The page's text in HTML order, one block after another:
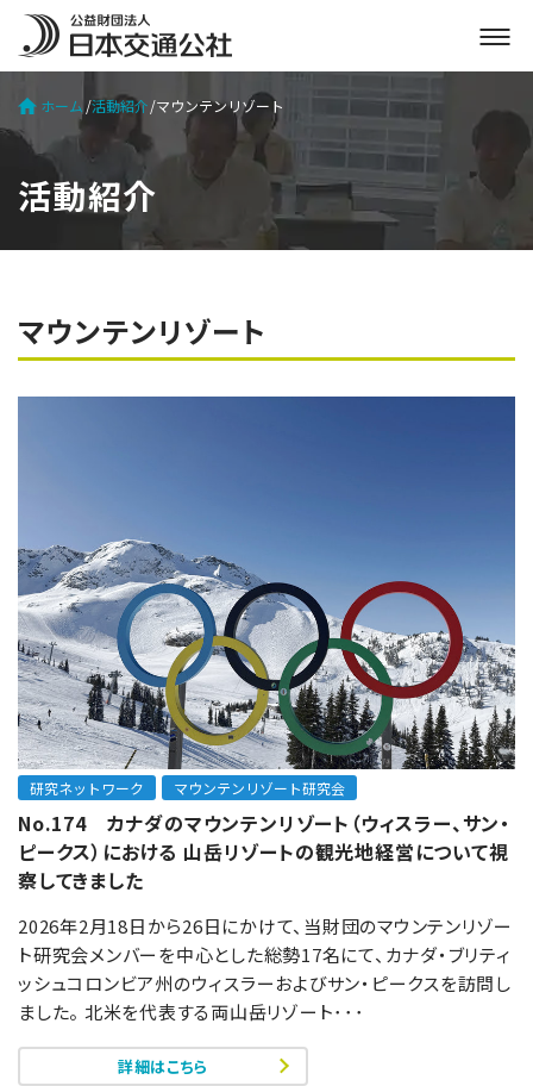
メ
ニ
ー
を
開
ホーム 活動紹介 マウンテンリゾート
活動紹介
マウンテンリゾート
研究ネットワーク マウンテンリゾート研究会
No.174 カナダのマウンテンリゾート（ウィスラー、サン・
ピークス）における 山岳リゾートの観光地経営について視
察してきました
2026年2月18日から26日にかけて、当財団のマウンテンリゾー
ト研究会メンバーを中心とした総勢17名にて、カナダ・ブリティ
ッシュコロンビア州のウィスラーおよびサン・ピークスを訪問し
ました。 北米を代表する両山岳リゾート･･･
詳細はこちら